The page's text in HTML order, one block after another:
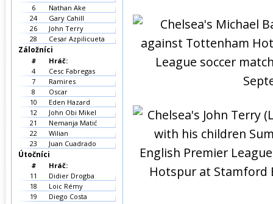
6
Nathan Ake
24
Gary Cahill
26
John Terry
28
Cesar Azpilicueta
Záložníci
#
Hráč:
4
Cesc Fabregas
7
Ramires
8
Oscar
10
Eden Hazard
12
John Obi Mikel
21
Nemanja Matić
22
Wilian
23
Juan Cuadrado
Útočníci
#
Hráč:
11
Didier Drogba
18
Loic Rémy
19
Diego Costa